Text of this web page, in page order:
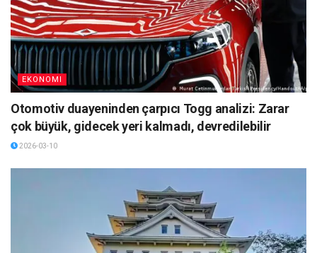
EKONOMI
Otomotiv duayeninden çarpıcı Togg analizi: Zarar
çok büyük, gidecek yeri kalmadı, devredilebilir
2026-03-10